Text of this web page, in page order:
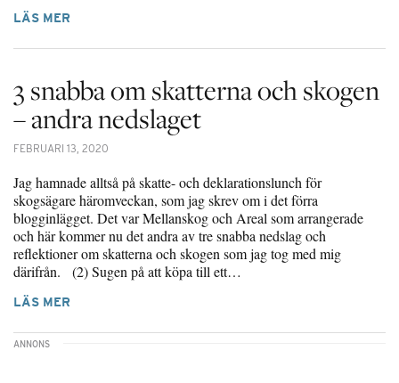
LÄS MER
3 snabba om skatterna och skogen
– andra nedslaget
FEBRUARI 13, 2020
Jag hamnade alltså på skatte- och deklarationslunch för
skogsägare häromveckan, som jag skrev om i det förra
blogginlägget. Det var Mellanskog och Areal som arrangerade
och här kommer nu det andra av tre snabba nedslag och
reflektioner om skatterna och skogen som jag tog med mig
därifrån. (2) Sugen på att köpa till ett…
LÄS MER